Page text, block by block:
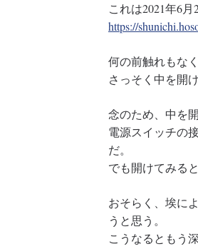
これは2021年6
https://
何の前触れもな
さっそく中を開
念のため、中を
電源スイッチの
だ。
でも開けてみる
おそらく、埃に
うと思う。
こうなるともう